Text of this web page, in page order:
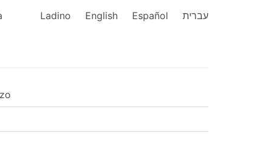
Ladino English Español עברית